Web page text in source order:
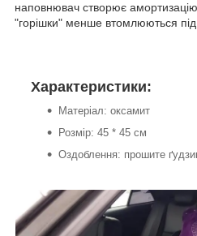
наповнювач створює
"горішки" менше втомлюються
Характеристики:
Матеріал: оксамит
Розмір: 45 * 45 см
Оздоблення: прошите